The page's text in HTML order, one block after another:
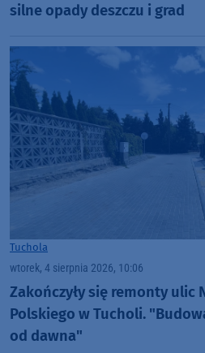
silne opady deszczu i grad
Tuchola
wtorek, 4 sierpnia 2026, 10:06
Zakończyły się remonty ulic
Polskiego w Tucholi.
od dawna"